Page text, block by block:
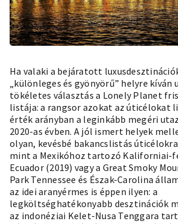
Ha valaki a bejáratott
„különleges és gyönyörű” helyre kíván
tökéletes választás a Lonely Planet
listája: a rangsor azokat az úticélokat
érték arányban a leginkább megéri
2020-as évben. A jól ismert helyek
olyan, kevésbé bakancslistás
mint a Mexikóhoz tartozó Kaliforniai-
Ecuador (2019) vagy a Great Smoky
Park Tennessee és Észak-Carolina
az idei aranyérmes is éppen ilyen: a
legköltséghatékonyabb desztinációk
az indonéziai Kelet-Nusa Tenggara